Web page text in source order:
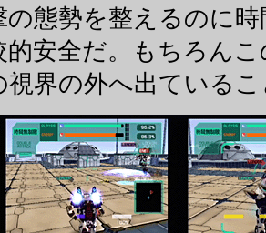
の態勢を整えるのに
的安全だ。もちろん
視界の外へ出ている